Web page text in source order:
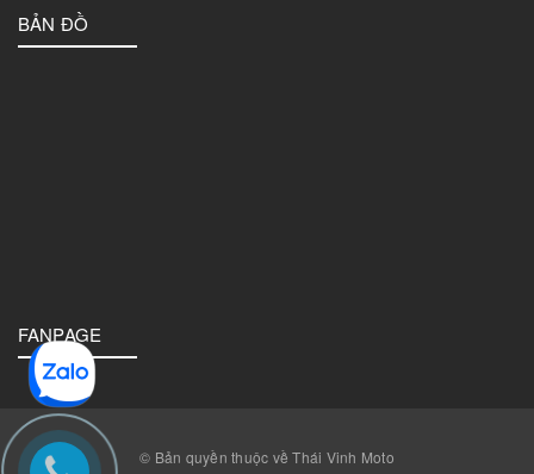
BẢN ĐỒ
FANPAGE
© Bản quyền thuộc về Thái Vinh Moto